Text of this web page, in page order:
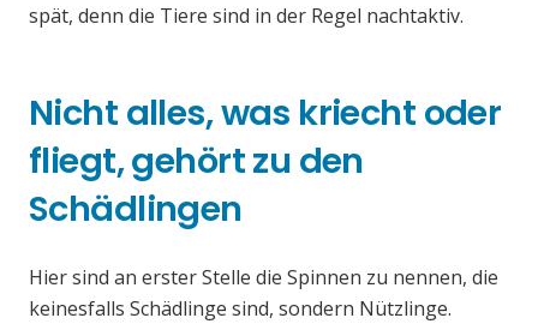
spät, denn die Tiere sind in der Regel nachtaktiv.
Nicht alles, was kriecht oder
fliegt, gehört zu den
Schädlingen
Hier sind an erster Stelle die Spinnen zu nennen, die
keinesfalls Schädlinge sind, sondern Nützlinge.